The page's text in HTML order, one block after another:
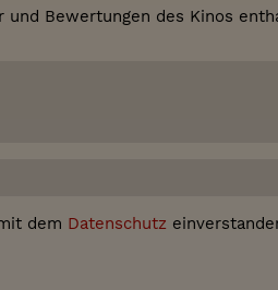
Bewertungen des Kinos
dem Datenschutz